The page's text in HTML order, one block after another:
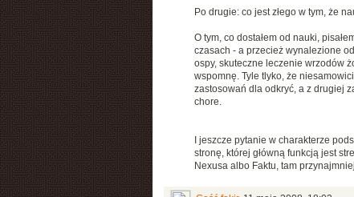
Po drugie: co jest złego w tym, że
O tym, co dostałem od nauki,
czasach - a przecież wynalezione
ospy, skuteczne leczenie wrzodów
wspomnę. Tyle tlyko, że
zastosowań dla odkryć, a z drugiej
chore.
I jeszcze pytanie w charakterze
stronę, której główną funkcją jest
Nexusa albo Faktu, tam